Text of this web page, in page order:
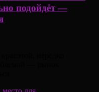
подойдёт —